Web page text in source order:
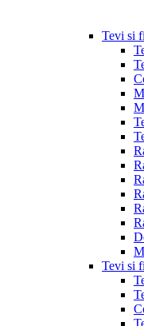
Tevi si
Tevi si